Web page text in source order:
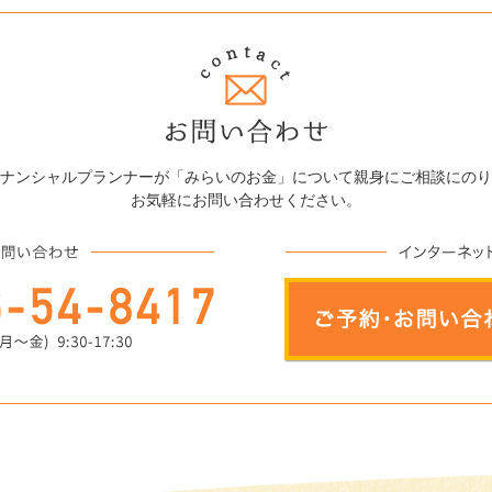
ンシャルプランナーが「みらいのお金」について親身にご相談にの
お気軽にお問い合わせください。